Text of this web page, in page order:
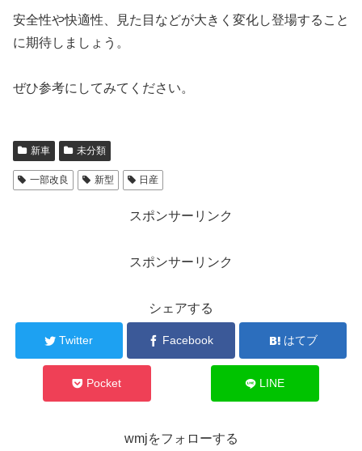
安全性や快適性、見た目などが大きく変化し登場すること
に期待しましょう。
ぜひ参考にしてみてください。
新車 未分類
一部改良 新型 日産
スポンサーリンク
スポンサーリンク
シェアする
Twitter Facebook はてブ
Pocket LINE
wmjをフォローする